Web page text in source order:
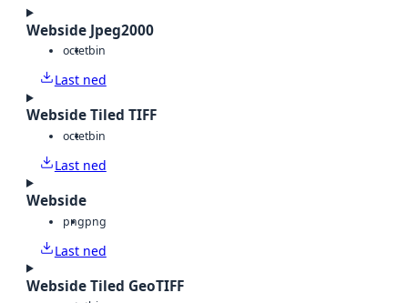
Webside Jpeg2000
octetbin
Last ned
Webside Tiled TIFF
octetbin
Last ned
Webside
pngpng
Last ned
Webside Tiled GeoTIFF